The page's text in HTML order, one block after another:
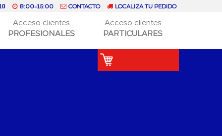
8:00-15:00 CONTACTO LOCALIZA TU PEDIDO
Acceso clientes
PROFESIONALES
Acceso clientes
PARTICULARES